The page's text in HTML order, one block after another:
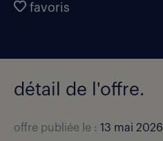
favoris
détail de l'offre.
offre publiée le : 13 mai 2026